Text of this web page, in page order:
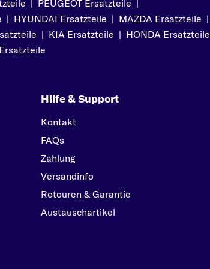
PORSCHE
RENAULT
SKODA
SMART
SUBARU
SUZUKI
TOYOTA
VERSO S
| PEUGEOT Ersatzteile |
| HYUNDAI Ersatzteile | MAZDA Ersatzteile |
| KIA Ersatzteile | HONDA Ersatzteile
Hilfe & Support
Kontakt
FAQs
Zahlung
Versandinfo
Retouren & Garantie
Austauschartikel